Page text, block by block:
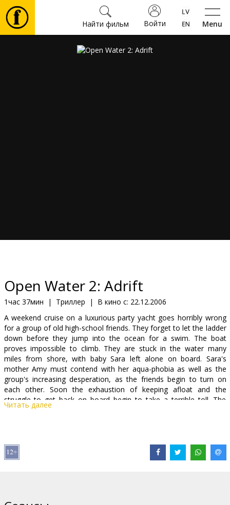
Menu
Войти
Найти фильм
Клуб
Open Water 2: Adrift
1час 37мин | Триллер | В кино с: 22.12.2006
A weekend cruise on a luxurious party yacht goes horribly wrong
for a group of old high-school friends. They forget to let the ladder
down before they jump into the ocean for a swim. The boat
proves impossible to climb. They are stuck in the water many
miles from shore, with baby Sara left alone on board. Sara's
mother Amy must contend with her aqua-phobia as well as the
group's increasing desperation, as the friends begin to turn on
each other. Soon the exhaustion of keeping afloat and the
struggle to get back on board begin to take a terrible toll. The
happy reunion turns into a fight for survival.
Speight Jr., Kelly Wagner
Читать далее